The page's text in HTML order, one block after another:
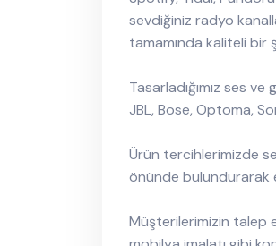
sevdiğiniz radyo
tamamında kaliteli bir
Tasarladığımız ses
JBL, Bose, Optoma,
Ürün tercihlerimizde
önünde bulundurarak
Müşterilerimizin talep